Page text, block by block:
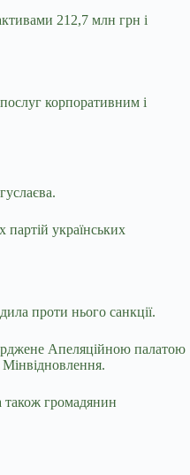
212,7 млн грн і
корпоративним і
українських
проти нього санкції.
Апеляційною палатою
громадянин